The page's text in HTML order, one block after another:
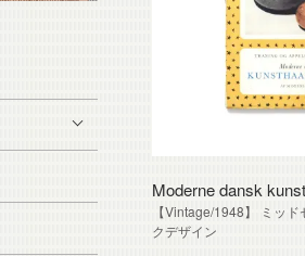
Moderne dansk
【Vintage/1948】 ミッ
クデザイン